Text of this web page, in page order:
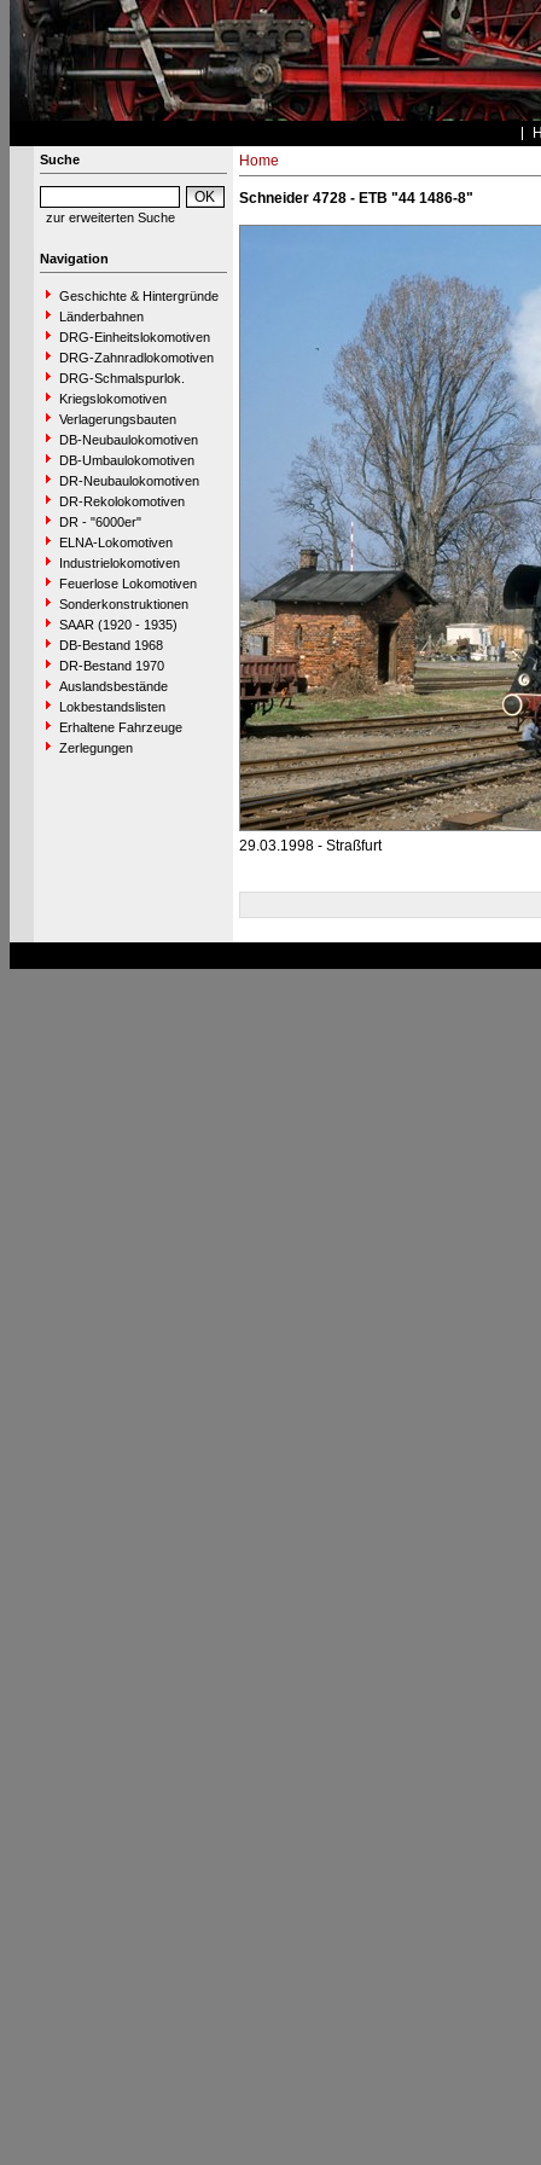
Suche
zur erweiterten Suche
Navigation
Geschichte & Hintergründe
Länderbahnen
DRG-Einheitslokomotiven
DRG-Zahnradlokomotiven
DRG-Schmalspurlok.
Kriegslokomotiven
Verlagerungsbauten
DB-Neubaulokomotiven
DB-Umbaulokomotiven
DR-Neubaulokomotiven
DR-Rekolokomotiven
DR - "6000er"
ELNA-Lokomotiven
Industrielokomotiven
Feuerlose Lokomotiven
Sonderkonstruktionen
SAAR (1920 - 1935)
DB-Bestand 1968
DR-Bestand 1970
Auslandsbestände
Lokbestandslisten
Erhaltene Fahrzeuge
Zerlegungen
Home
Schneider 4728 - ETB "44 1486-8"
29.03.1998 - Straßfurt